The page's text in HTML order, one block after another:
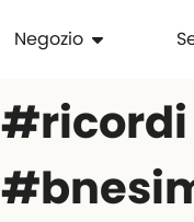
Negozio